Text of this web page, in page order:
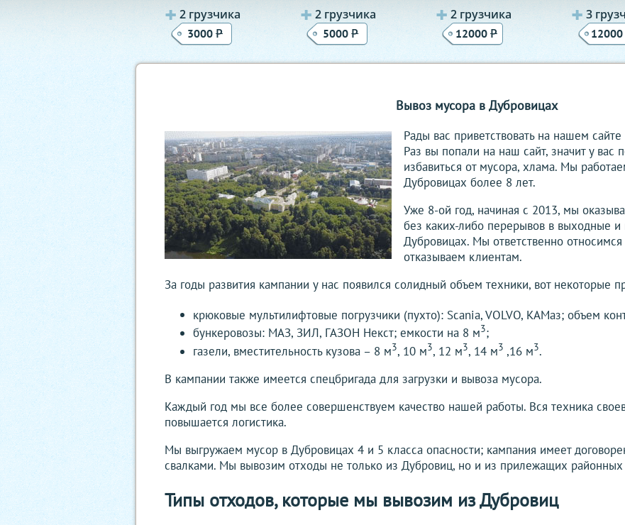
2 грузчика
3000Р
2 грузчика
5000Р
2 грузчика
12000 Р
3
Вывоз мусора в Дубровицах
Рады вас приветствовать на нашем
Раз вы попали на наш сайт, значит у вас
избавиться от мусора, хлама. Мы
Дубровицах более 8 лет.
Уже 8-ой год, начиная с 2013, мы
без каких-либо перерывов в выходные
Дубровицах. Мы ответственно
отказываем клиентам.
За годы развития кампании у нас появился солидный объем техники, вот некоторые
крюковые мультилифтовые погрузчики (пухто): Scania, VOLVO, КАМаз; объем
бункеровозы: МАЗ, ЗИЛ, ГАЗОН Некст; емкости на 8 м3;
газели, вместительность кузова – 8 м3, 10 м3, 12 м3, 14 м3 ,16 м3.
В кампании также имеется спецбригада для загрузки и вывоза мусора.
Каждый год мы все более совершенствуем качество нашей работы. Вся техника
повышается логистика.
Мы выгружаем мусор в Дубровицах 4 и 5 класса опасности; кампания имеет
свалками. Мы вывозим отходы не только из Дубровиц, но и из прилежащих районных
Типы отходов, которые мы вывозим из Дубровиц